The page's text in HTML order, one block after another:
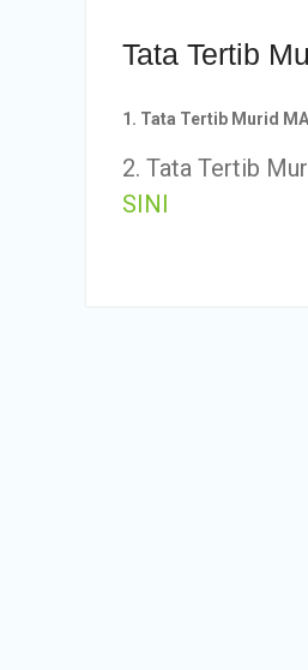
Tata Tertib
1. Tata Tertib Murid
2. Tata Tertib
SINI